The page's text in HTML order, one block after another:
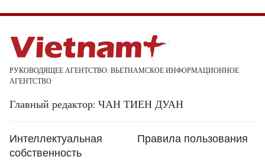
РУКОВОДЯЩЕЕ АГЕНТСТВО: ВЬЕТНАМСКОЕ ИНФОРМАЦИОННОЕ
АГЕНТСТВО
Главный редактор: ЧАН ТИЕН ДУАН
Интеллектуальная
собственность
Правила пользования